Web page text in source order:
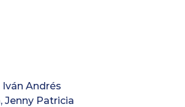
Iván Andrés
Jenny Patricia